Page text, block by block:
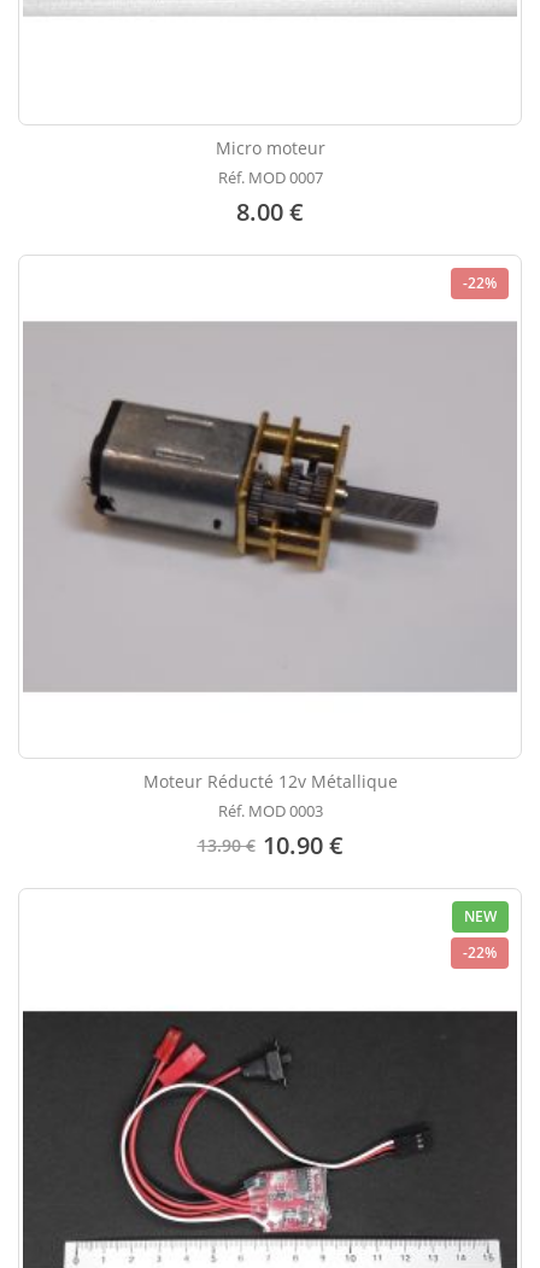
Micro moteur
Réf. MOD 0007
8.00 €
-22%
Moteur Réducté 12v Métallique
Réf. MOD 0003
13.90 € 10.90 €
NEW
-22%